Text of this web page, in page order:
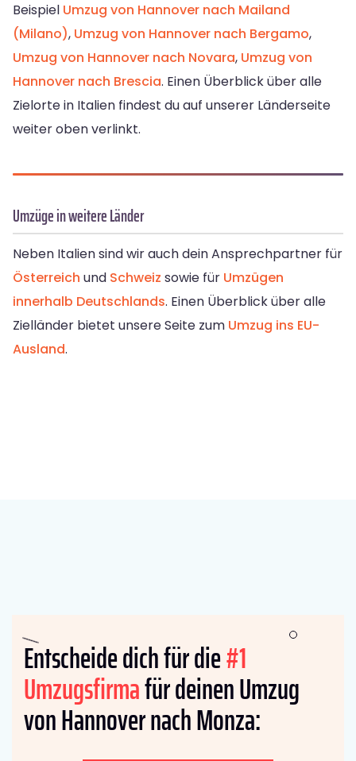
Beispiel Umzug von Hannover nach Mailand
(Milano), Umzug von Hannover nach Bergamo,
Umzug von Hannover nach Novara, Umzug von
Hannover nach Brescia. Einen Überblick über alle
Zielorte in Italien findest du auf unserer Länderseite
weiter oben verlinkt.
Umzüge in weitere Länder
Neben Italien sind wir auch dein Ansprechpartner für
Österreich und Schweiz sowie für Umzügen
innerhalb Deutschlands. Einen Überblick über alle
Zielländer bietet unsere Seite zum Umzug ins EU-
Ausland.
Entscheide dich für die#1
Umzugsfirmafür deinen Umzug
von Hannover nach Monza: